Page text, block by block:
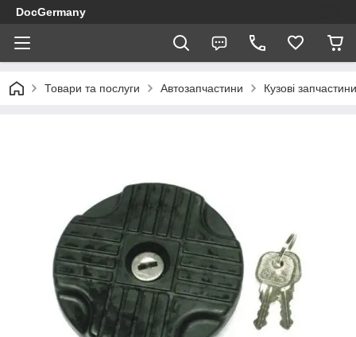
DocGermany
Товари та послуги Автозапчастини Кузові запчастини